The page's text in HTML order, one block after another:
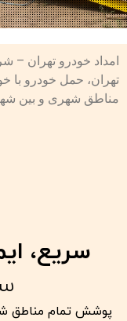
تهران، حمل خودرو با
مناطق شهری و بین
سریع،
پوشش تمام مناطق